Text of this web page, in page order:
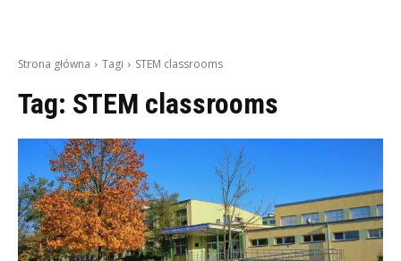
Strona główna Tagi STEM classrooms
Tag: STEM classrooms